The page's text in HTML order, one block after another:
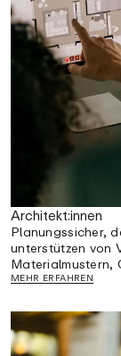
Architekt:innen
Planungssicher,
unterstützen von
Materialmustern,
MEHR ERFAHREN